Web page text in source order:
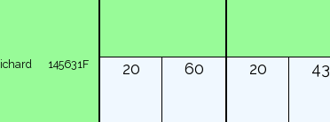
145631F 20 60 20 43